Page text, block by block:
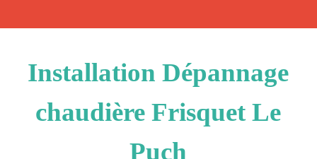
Installation Dépannage
chaudière Frisquet Le
Puch